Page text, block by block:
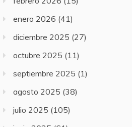
enero 2026 (41)
diciembre 2025 (27)
octubre 2025 (11)
septiembre 2025 (1)
agosto 2025 (38)
julio 2025 (105)